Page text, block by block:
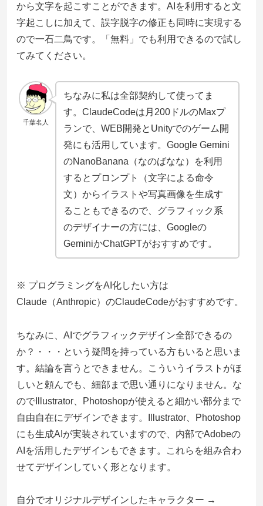
から文字を起こすことができます。AIを利用すると文
字起こしに加えて、誤字脱字の修正も同時に実現する
ので一石二鳥です。「無料」でも利用できるので試し
てみてください。
千葉名人
ちなみに私は全部契約して使ってま
す。ClaudeCodeは月200ドルのMaxプ
ランで、WEB開発とUnityでのゲーム開
発にも活用しています。Google Gemini
のNanoBanana（なのばなな）を利用
するとプロンプト（文字による命令
文）からイラストや写真画像を生成す
ることもできるので、グラフィック系
のデザイナーの方には、Googleの
GeminiかChatGPTがおすすめです。
※ プログラミングをAI化したい方は
Claude（Anthropic）のClaudeCodeがおすすめです。
ちなみに、AIでグラフィックデザイン全部できるの
か？・・・という疑問を持っている方もいると思いま
す。結論を言うとできません。こういうイラストがほ
しいと頼んでも、細部まで思い通りになりません。な
のでIllustrator、Photoshopが使えると細かい部分まで
自由自在にデザインできます。Illustrator、Photoshop
にも生成AIが実装されていますので、内部でAdobeの
AIを活用したデザインもできます。これらを組み合わ
せてデザインしていく形となります。
自分でオリジナルデザインしたキャラクター →